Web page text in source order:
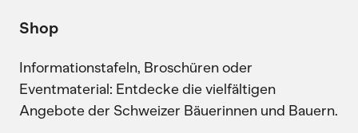
Shop
Informationstafeln, Broschüren oder
Eventmaterial: Entdecke die vielfältigen
Angebote der Schweizer Bäuerinnen und Bauern.